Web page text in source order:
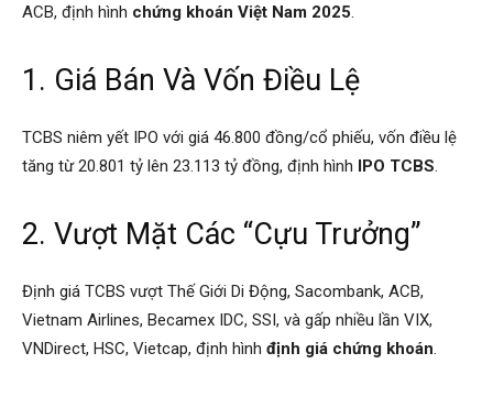
ACB, định hình chứng khoán Việt Nam 2025
1. Giá Bán Và Vốn Điều Lệ
TCBS niêm yết IPO với giá 46.800 đồng/cổ phiếu, vốn điều lệ
tăng từ 20.801 tỷ lên 23.113 tỷ đồng, định hình IPO TCBS
2. Vượt Mặt Các “Cựu Trưởng”
Định giá TCBS vượt Thế Giới Di Động, Sacombank, ACB,
Vietnam Airlines, Becamex IDC, SSI, và gấp nhiều lần VIX,
VNDirect, HSC, Vietcap, định hình định giá chứng khoán